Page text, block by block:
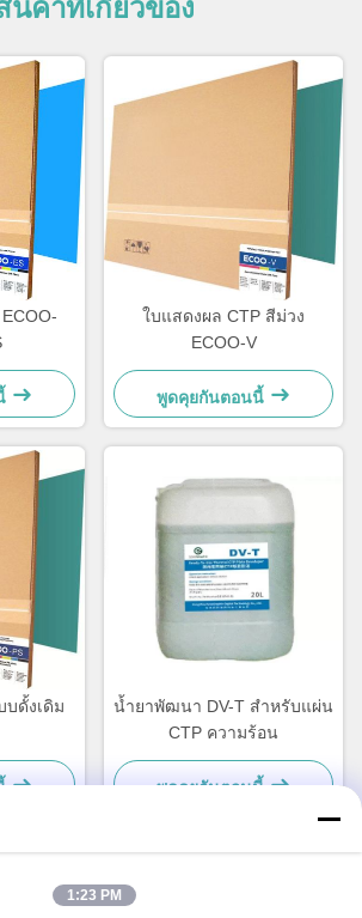
นค้าที่เกี่ยวข้อง
ใบแสดงผล CTP สีม่วง
ECOO-V
พูดคุยกันตอนนี้
บดั้งเดิม
น้ำยาพัฒนา DV-T สำหรับแผ่น
CTP ความร้อน
พูดคุยกันตอนนี้
1:23 PM